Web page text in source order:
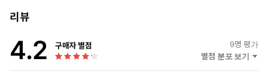
거대한 벽으로 둘러싸인 국가의 영토를 끊임없이 침공하려고 하는
추리 요소가 완벽하게 맞물리는 전개에 대해서는 「나이브스 아
웃」(T.J. 클룬, 『벼랑 위의 집』의 저자), 그리고 온갖 풀과 균류
가 신비롭게 자라며 생물을 변형시킨다는 설정은 「서던 리치」
리뷰
4.2 구매자 별점 9명 평가
별점 분포 보기